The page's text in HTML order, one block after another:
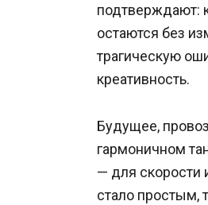
подтверждают:
остаются без
трагическую
креативность.
Будущее,
гармоничном
— для скорости
стало простым,